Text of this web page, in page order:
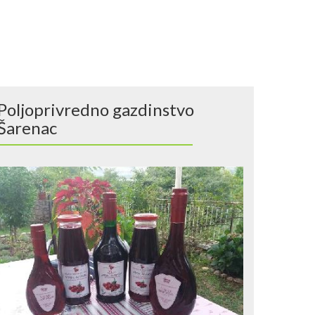
gazdinstvo